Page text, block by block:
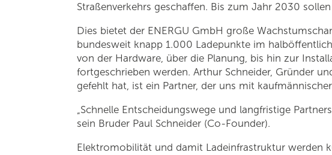
Straßenverkehrs geschaffen. Bis zum Jahr 2030
Dies bietet der ENERGU GmbH große
bundesweit knapp 1.000 Ladepunkte im
von der Hardware, über die Planung, bis hin zur
fortgeschrieben werden. Arthur Schneider, Gründer
gefehlt hat, ist ein Partner, der uns mit
„Schnelle Entscheidungswege und langfristige
sein Bruder Paul Schneider (Co-Founder).
Elektromobilität und damit Ladeinfrastruktur werden